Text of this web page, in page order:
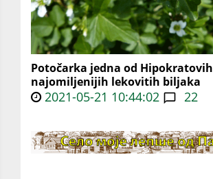
Potočarka jedna od Hipokratovih
najomiljenijih lekovitih biljaka
2021-05-21 10:44:02 22